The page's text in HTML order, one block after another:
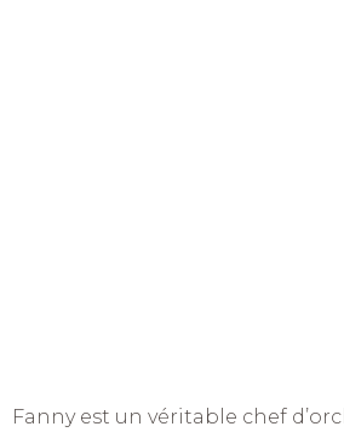
Fanny est un véritable chef